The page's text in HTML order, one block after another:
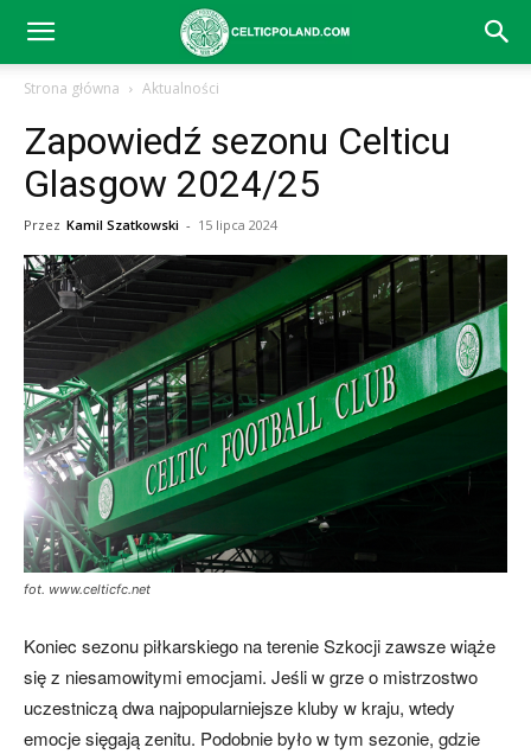
Celtic
Glasgow
aktualności
(transfery,
mecze,
Strona główna Aktualności
Zapowiedź sezonu Celticu
Glasgow 2024/25
Przez Kamil Szatkowski - 15 lipca 2024
fot. www.celticfc.net
Koniec sezonu piłkarskiego na terenie Szkocji zawsze wiąże
się z niesamowitymi emocjami. Jeśli w grze o mistrzostwo
uczestniczą dwa najpopularniejsze kluby w kraju, wtedy
emocje sięgają zenitu. Podobnie było w tym sezonie, gdzie